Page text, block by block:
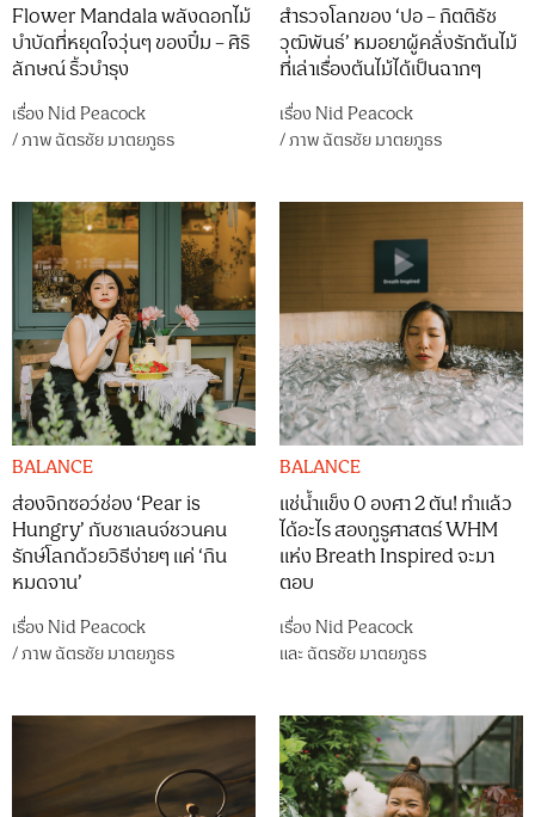
Flower Mandala พลังดอกไม้
บำบัดที่หยุดใจวุ่นๆ ของปิ๋ม – ศิริ
ลักษณ์ ริ้วบำรุง
เรื่อง Nid Peacock
/ภาพฉัตรชัย มาตยภูธร
สำรวจโลกของ ‘ปอ – กิตติธัช
วุฒิพันธ์’ หมอยาผู้คลั่งรักต้นไม้
ที่เล่าเรื่องต้นไม้ได้เป็นฉากๆ
เรื่อง Nid Peacock
/ภาพฉัตรชัย มาตยภูธร
BALANCE
ส่องจิกซอว์ช่อง ‘Pear is
Hungry’ กับชาเลนจ์ชวนคน
รักษ์โลกด้วยวิธีง่ายๆ แค่ ‘กิน
หมดจาน’
เรื่อง Nid Peacock
/ภาพฉัตรชัย มาตยภูธร
BALANCE
แช่น้ำแข็ง 0 องศา 2 ตัน! ทำแล้ว
ได้อะไร สองกูรูศาสตร์ WHM
แห่ง Breath Inspired จะมา
ตอบ
เรื่อง Nid Peacock
และฉัตรชัย มาตยภูธร